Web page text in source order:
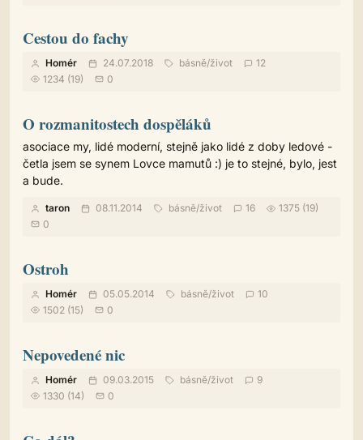
Cestou do fachy
Homér 24.07.2018 básně/život
12
1234 (19)
0
O rozmanitostech dospěláků
asociace my, lidé moderní, stejně jako lidé z doby ledové -
četla jsem se synem Lovce mamutů :) je to stejné, bylo, jest
a bude.
taron 08.11.2014 básně/život 16
1375 (19)
0
Ostroh
Homér 05.05.2014 básně/život
10
1502 (15)
0
Nepovedené nic
Homér 09.03.2015 básně/život
9
1330 (14)
0